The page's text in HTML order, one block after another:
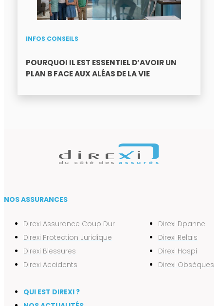
INFOS CONSEILS
POURQUOI IL EST ESSENTIEL D’AVOIR UN
PLAN B FACE AUX ALÉAS DE LA VIE
NOS ASSURANCES
Direxi Assurance Coup Dur
Direxi Protection Juridique
Direxi Blessures
Direxi Accidents
Direxi Dpanne
Direxi Relais
Direxi Hospi
Direxi Obsèques
QUI EST DIREXI ?